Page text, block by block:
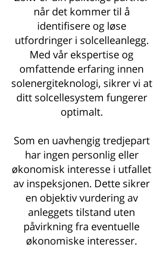
når det kommer til å
identifisere og løse
utfordringer i solcelleanlegg.
Med vår ekspertise og
omfattende erfaring innen
solenergiteknologi, sikrer vi at
ditt solcellesystem fungerer
optimalt.
Som en uavhengig tredjepart
har ingen personlig eller
økonomisk interesse i utfallet
av inspeksjonen. Dette sikrer
en objektiv vurdering av
anleggets tilstand uten
påvirkning fra eventuelle
økonomiske interesser.